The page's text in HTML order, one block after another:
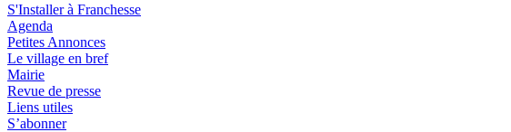
S'Installer à Franchesse
Agenda
Petites Annonces
Le village en bref
Mairie
Revue de presse
Liens utiles
S’abonner